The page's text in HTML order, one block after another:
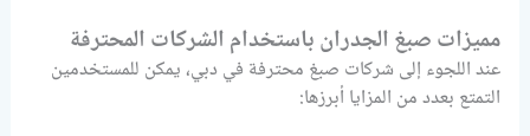
مميزات صبغ الجدران باستخدام الشركات المحترفة
عند اللجوء إلى شركات صبغ محترفة في دبي، يمكن للمستخدمين
التمتع بعدد من المزايا أبرزها: